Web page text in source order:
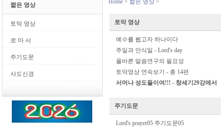
짧은 영상
토막 영상
로 마 서
주기도문
사도신경
Home > 짧은 영상 >
토막 영상
예수를 뵙고자 하나이다
주일과 안식일 - Lord's day
올바른 말씀연구의 필요성
토막영상 연속보기 - 총 14편
서머나 성도들이여!!! - 창세기29강에서
주기도문
Lord's prayer05 주기도문05